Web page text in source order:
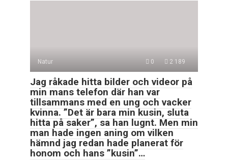
Natur 0 2 189
Jag råkade hitta bilder och videor på
min mans telefon där han var
tillsammans med en ung och vacker
kvinna. ”Det är bara min kusin, sluta
hitta på saker”, sa han lugnt. Men min
man hade ingen aning om vilken
hämnd jag redan hade planerat för
honom och hans ”kusin”…